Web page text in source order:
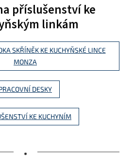
příslušenství ke
linkám
SKŘÍNĚK KE KUCHYŇSKÉ LINCE
MONZA
DESKY
KE KUCHYNÍM
•